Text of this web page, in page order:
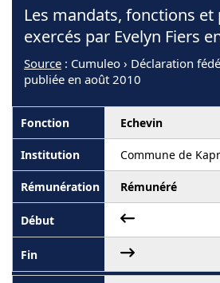
Les mandats, fonctions
exercés par Evelyn Fiers
Source : Cumuleo › Déclaration
publiée en août 2010
Echevin
Commune de
Rémunéré